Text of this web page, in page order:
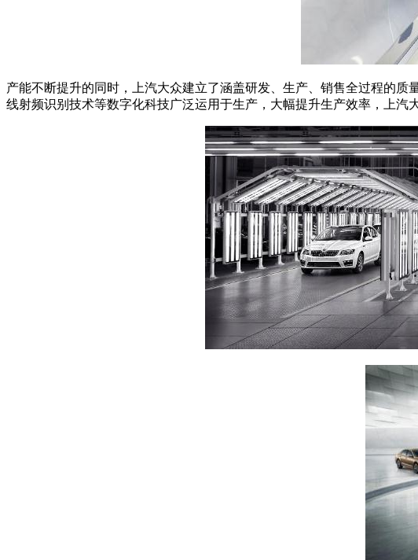
产能不断提升的同时，上汽大众建立了涵盖研发、生产、销售全过程的
线射频识别技术等数字化科技广泛运用于生产，大幅提升生产效率，上汽